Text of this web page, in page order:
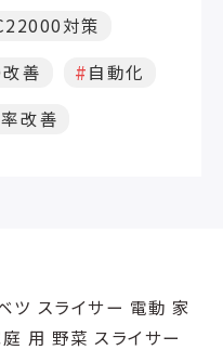
対策
善
自動化
改善
ツ スライサー 電動 家
用 野菜 スライサー